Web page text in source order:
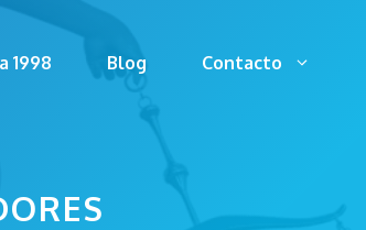
1998 Blog Contacto